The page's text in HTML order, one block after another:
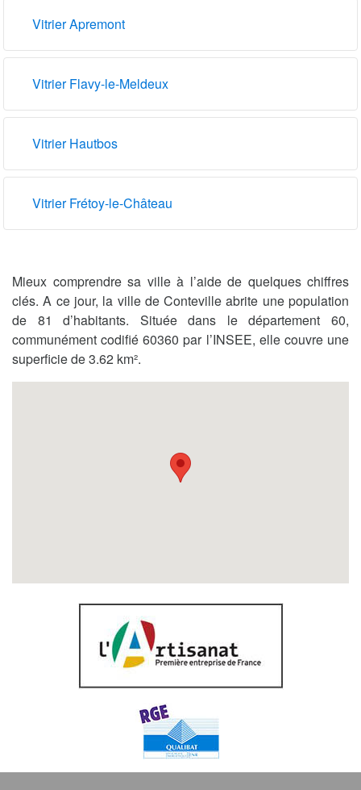
Vitrier Apremont
Vitrier Flavy-le-Meldeux
Vitrier Hautbos
Vitrier Frétoy-le-Château
Mieux comprendre sa ville à l’aide de quelques chiffres
clés. A ce jour, la ville de Conteville abrite une population
de 81 d’habitants. Située dans le département 60,
communément codifié 60360 par l’INSEE, elle couvre une
superficie de 3.62 km².